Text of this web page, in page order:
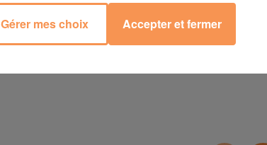
Gérer mes choix Accepter et fermer